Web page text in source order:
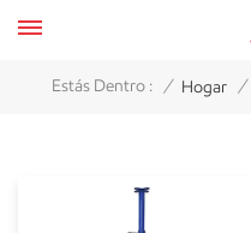
Estás Dentro : / Hogar /